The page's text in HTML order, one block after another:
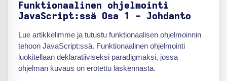
Funktionaalinen ohjelmointi
JavaScript:ssä Osa 1 - Johdanto
Lue artikkelimme ja tutustu funktionaalisen ohjelmoinnin
tehoon JavaScript:ssä. Funktionaalinen ohjelmointi
luokitellaan deklaratiiviseksi paradigmaksi, jossa
ohjelman kuvaus on erotettu laskennasta.